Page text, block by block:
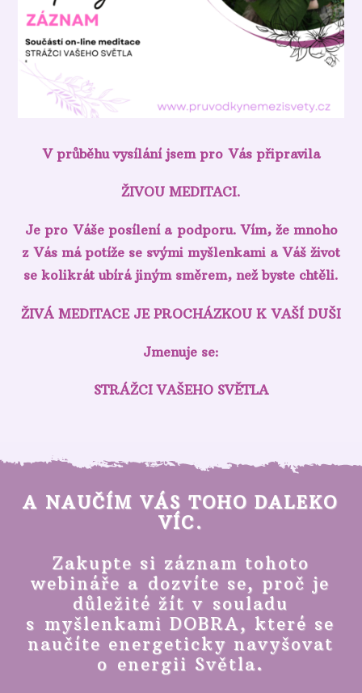
V průběhu vysílání jsem pro Vás připravila
ŽIVOU MEDITACI.
Je pro Váše posílení a podporu. Vím, že mnoho
z Vás má potíže se svými myšlenkami a Váš život
se kolikrát ubírá jiným směrem, než byste chtěli.
ŽIVÁ MEDITACE JE PROCHÁZKOU K VAŠÍ DUŠI
Jmenuje se:
STRÁŽCI VAŠEHO SVĚTLA
A NAUČÍM VÁS TOHO DALEKO
VÍC.
Zakupte si záznam tohoto
webináře a dozvíte se, proč je
důležité žít v souladu
s myšlenkami DOBRA, které se
naučíte energeticky navyšovat
o energii Světla.